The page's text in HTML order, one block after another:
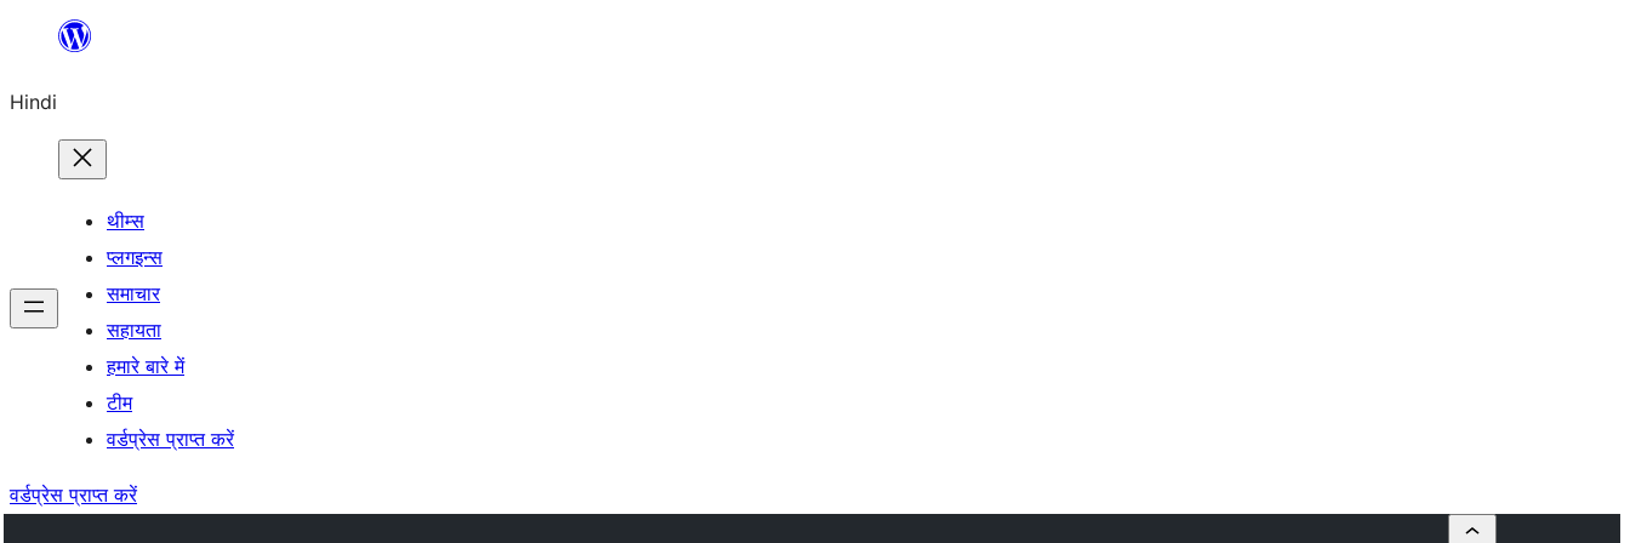
सामग्री
जाएं
Hindi
थीम्स
प्लगइन्स
समाचार
सहायता
हमारे बारे में
टीम
वर्डप्रेस प्राप्त करें
वर्डप्रेस प्राप्त करें